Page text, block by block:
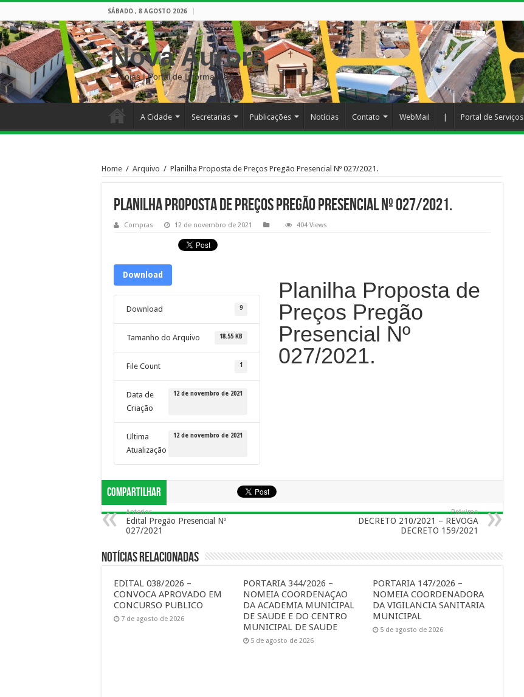
SÁBADO , 8 AGOSTO 2026
Nova Aurora
– Goiás | Portal de Informações
A Cidade Secretarias Publicações Notícias Contato WebMail Portal de Serviços
Home / Arquivo / Planilha Proposta de Preços Pregão Presencial Nº 027/2021.
Planilha Proposta de Preços Pregão Presencial Nº 027/2021.
Compras 12 de novembro de 2021 404 Views
Download
Download 9
Tamanho do Arquivo 18.55 KB
File Count 1
Data de
Criação
12 de novembro de 2021
Ultima
Atualização
12 de novembro de 2021
Planilha Proposta de
Preços Pregão
Presencial Nº
027/2021.
Compartilhar
Anterior
Edital Pregão Presencial Nº
027/2021
Próximo
DECRETO 210/2021 – REVOGA
DECRETO 159/2021
Notícias Relacionadas
EDITAL 038/2026 –
CONVOCA APROVADO EM
CONCURSO PUBLICO
7 de agosto de 2026
PORTARIA 344/2026 –
NOMEIA COORDENAÇAO
DA ACADEMIA MUNICIPAL
DE SAUDE E DO CENTRO
MUNICIPAL DE SAUDE
5 de agosto de 2026
PORTARIA 147/2026 –
NOMEIA COORDENADORA
DA VIGILANCIA SANITARIA
MUNICIPAL
5 de agosto de 2026